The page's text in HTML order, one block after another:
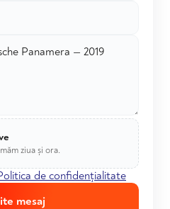
ziua și ora.
de confidențialitate
mesaj